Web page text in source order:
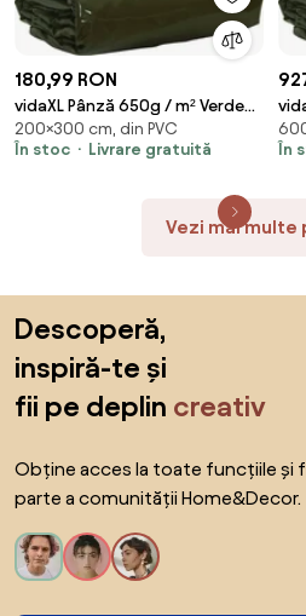
180,99 RON
vidaXL Pânză 650g / m² Verde
măsliniu 2 x 3 m Pânză cu
acoperire PVC
200×300 cm, din PVC
În stoc
Livrare gratuită
În
Vezi mai multe
Descoperă,
inspiră-te și
fii pe deplin creativ
Obține acces la toate funcțiile și
parte a comunității Home&Decor.